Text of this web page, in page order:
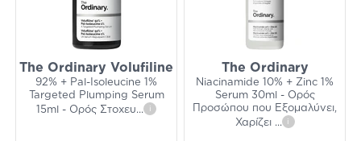
The Ordinary Volufiline
92% + Pal-Isoleucine 1%
Targeted Plumping Serum
15ml - Ορός Στοχευ... i
The Ordinary
Niacinamide 10% + Zinc 1%
Serum 30ml - Ορός
Προσώπου που Εξομαλύνει,
Χαρίζει ... i